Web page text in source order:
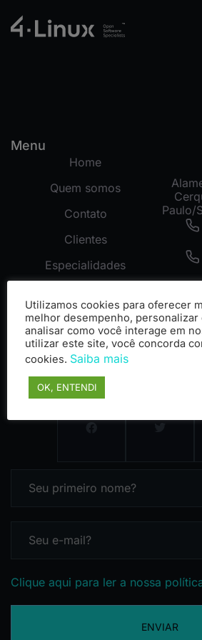
Menu
Home
Quem somos
Contato
Clientes
Especialidades
Cases
Paulo/
Clique aqui para ler a nossa
ENVIAR
Utilizamos cookies para oferecer
melhor desempenho, personalizar
analisar como você interage em
utilizar este site, você concorda
cookies. Saiba mais
OK, ENTENDI